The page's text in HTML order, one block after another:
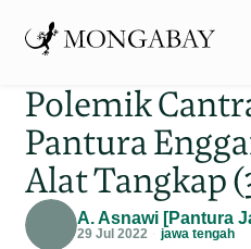
Polemik
Pantura
Alat Tangkap
A. Asnawi [Pantura
29 Jul 2022 jawa tengah